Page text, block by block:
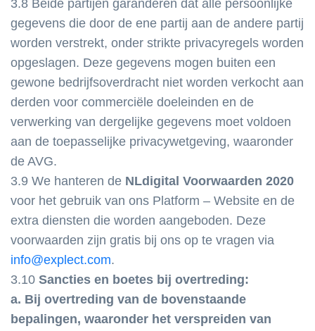
3.8 Beide partijen garanderen dat alle persoonlijke
gegevens die door de ene partij aan de andere partij
worden verstrekt, onder strikte privacyregels worden
opgeslagen. Deze gegevens mogen buiten een
gewone bedrijfsoverdracht niet worden verkocht aan
derden voor commerciële doeleinden en de
verwerking van dergelijke gegevens moet voldoen
aan de toepasselijke privacywetgeving, waaronder
de AVG.
3.9 We hanteren de NLdigital Voorwaarden 2020
voor het gebruik van ons Platform – Website en de
extra diensten die worden aangeboden. Deze
voorwaarden zijn gratis bij ons op te vragen via
info@explect.com.
3.10 Sancties en boetes bij overtreding:
a. Bij overtreding van de bovenstaande
bepalingen, waaronder het verspreiden van